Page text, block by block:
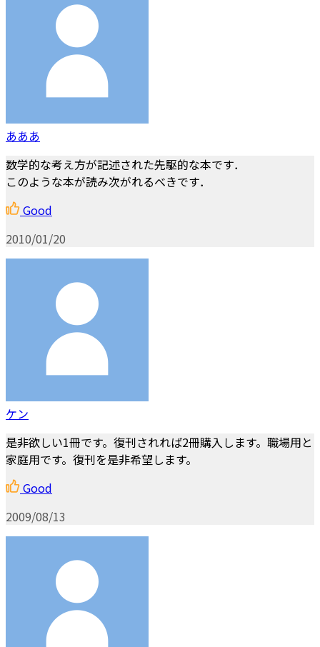
あああ
数学的な考え方が記述された先駆的な本です．
このような本が読み次がれるべきです．
Good
2010/01/20
ケン
是非欲しい1冊です。復刊されれば2冊購入します。職場用と
家庭用です。復刊を是非希望します。
Good
2009/08/13